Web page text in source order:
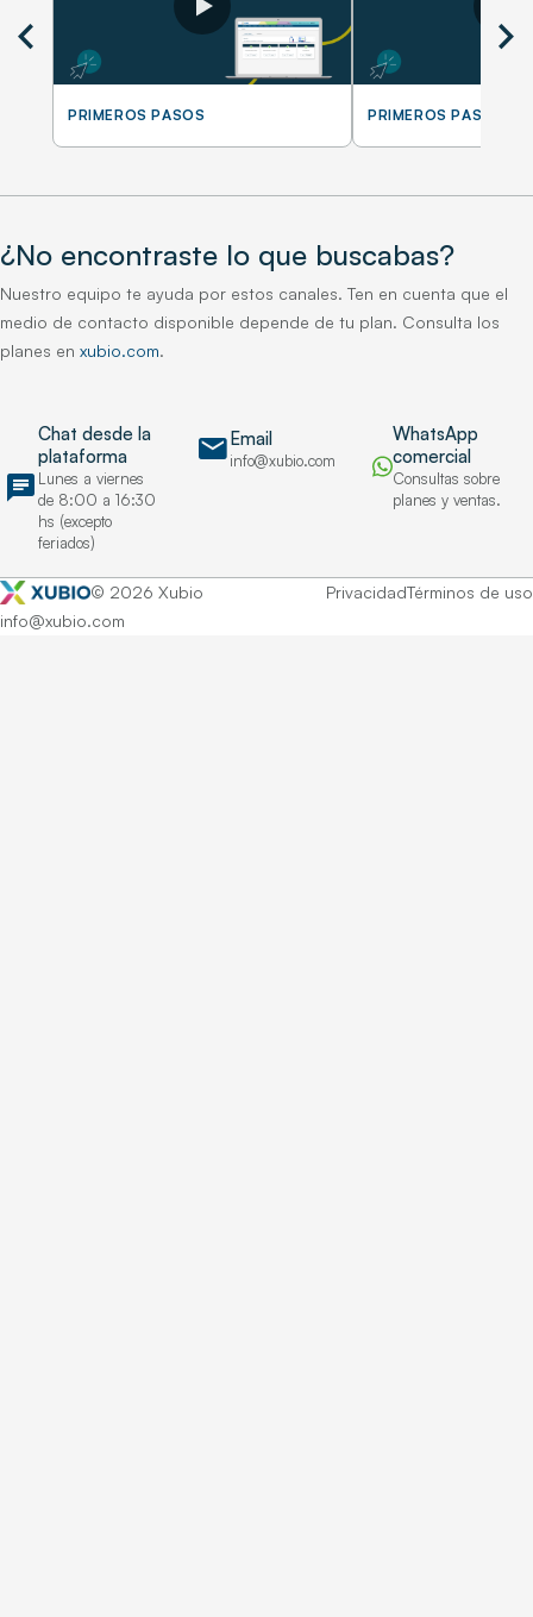
chevron_left
PRIMEROS PASOS PRIMEROS PASOS
chevron_right
¿No encontraste lo que buscabas?
Nuestro equipo te ayuda por estos canales. Ten en cuenta que el
medio de contacto disponible depende de tu plan. Consulta los
planes en xubio.com.
chat
Chat desde la
plataforma
Lunes a viernes
de 8:00 a 16:30
hs (excepto
feriados)
mailEmail
info@xubio.com
WhatsApp
comercial
Consultas sobre
planes y ventas.
© 2026 Xubio PrivacidadTérminos de uso
info@xubio.com